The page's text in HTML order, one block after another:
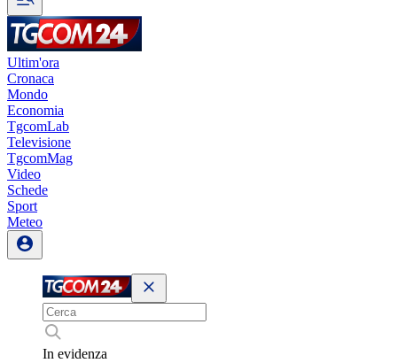
Ultim'ora
Cronaca
Mondo
Economia
TgcomLab
Televisione
TgcomMag
Video
Schede
Sport
Meteo
In evidenza